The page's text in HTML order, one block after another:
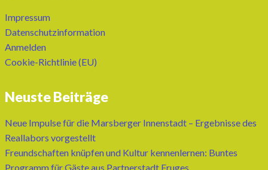
Impressum
Datenschutzinformation
Anmelden
Cookie-Richtlinie (EU)
Neuste Beiträge
Neue Impulse für die Marsberger Innenstadt – Ergebnisse des
Reallabors vorgestellt
Freundschaften knüpfen und Kultur kennenlernen: Buntes
Programm für Gäste aus Partnerstadt Fruges